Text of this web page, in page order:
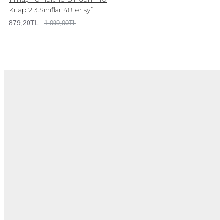
Kitap 2.3.Sınıflar 48 er syf
879,20TL 1.099,00TL